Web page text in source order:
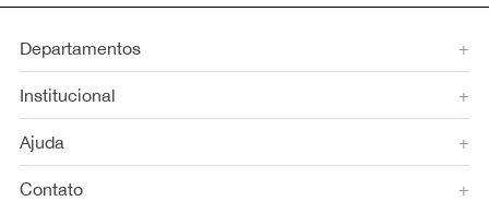
Departamentos +
Institucional +
Ajuda +
Contato +